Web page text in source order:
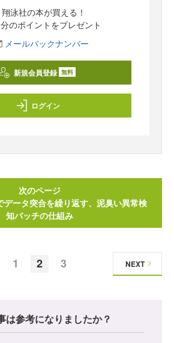
翔泳社の本が買える！
のポイントをプレゼント
メールバックナンバー
新規会員登録 無料
ログイン
次のページ
データ突合を繰り返す、泥臭い異常検
知バッチの仕組み
1 2 3 NEXT
は参考になりましたか？